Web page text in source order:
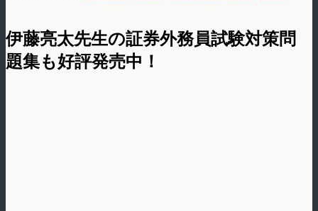
伊藤亮太先生の証券外務員試験対策問
題集も好評発売中！